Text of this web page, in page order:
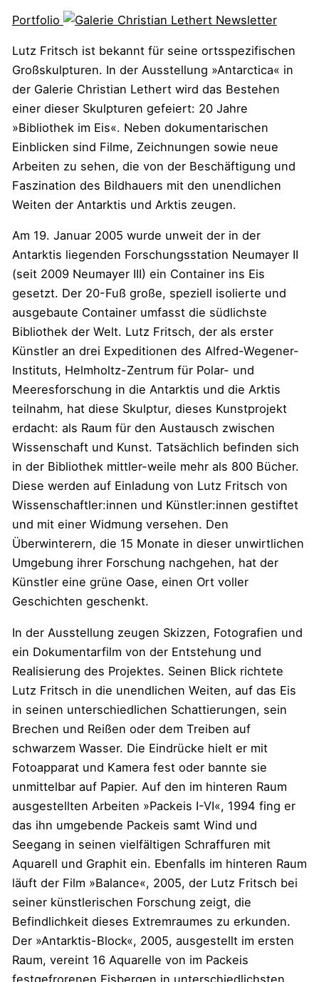
Portfolio
Lutz Fritsch ist bekannt für seine ortsspezifischen
Großskulpturen. In der Ausstellung »Antarctica« in
der Galerie Christian Lethert wird das Bestehen
einer dieser Skulpturen gefeiert: 20 Jahre
»Bibliothek im Eis«. Neben dokumentarischen
Einblicken sind Filme, Zeichnungen sowie neue
Arbeiten zu sehen, die von der Beschäftigung und
Faszination des Bildhauers mit den unendlichen
Weiten der Antarktis und Arktis zeugen.
Am 19. Januar 2005 wurde unweit der in der
Antarktis liegenden Forschungsstation Neumayer II
(seit 2009 Neumayer III) ein Container ins Eis
gesetzt. Der 20-Fuß große, speziell isolierte und
ausgebaute Container umfasst die südlichste
Bibliothek der Welt. Lutz Fritsch, der als erster
Künstler an drei Expeditionen des Alfred-Wegener-
Instituts, Helmholtz-Zentrum für Polar- und
Meeresforschung in die Antarktis und die Arktis
teilnahm, hat diese Skulptur, dieses Kunstprojekt
erdacht: als Raum für den Austausch zwischen
Wissenschaft und Kunst. Tatsächlich befinden sich
in der Bibliothek mittler-weile mehr als 800 Bücher.
Diese werden auf Einladung von Lutz Fritsch von
Wissenschaftler:innen und Künstler:innen gestiftet
und mit einer Widmung versehen. Den
Überwinterern, die 15 Monate in dieser unwirtlichen
Umgebung ihrer Forschung nachgehen, hat der
Künstler eine grüne Oase, einen Ort voller
Geschichten geschenkt.
In der Ausstellung zeugen Skizzen, Fotografien und
ein Dokumentarfilm von der Entstehung und
Realisierung des Projektes. Seinen Blick richtete
Lutz Fritsch in die unendlichen Weiten, auf das Eis
in seinen unterschiedlichen Schattierungen, sein
Brechen und Reißen oder dem Treiben auf
schwarzem Wasser. Die Eindrücke hielt er mit
Fotoapparat und Kamera fest oder bannte sie
unmittelbar auf Papier. Auf den im hinteren Raum
ausgestellten Arbeiten »Packeis I-VI«, 1994 fing er
das ihn umgebende Packeis samt Wind und
Seegang in seinen vielfältigen Schraffuren mit
Aquarell und Graphit ein. Ebenfalls im hinteren Raum
läuft der Film »Balance«, 2005, der Lutz Fritsch bei
seiner künstlerischen Forschung zeigt, die
Befindlichkeit dieses Extremraumes zu erkunden.
Der »Antarktis-Block«, 2005, ausgestellt im ersten
Raum, vereint 16 Aquarelle von im Packeis
festgefrorenen Eisbergen in unterschiedlichsten